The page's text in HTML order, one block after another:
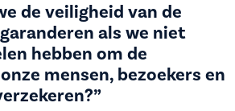
de veiligheid van de
als we niet
hebben om de
mensen, bezoekers en